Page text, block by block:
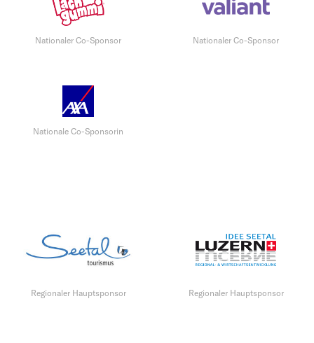
Nationaler Co-Sponsor Nationaler Co-Sponsor
Nationale Co-Sponsorin
Regionaler Hauptsponsor Regionaler Hauptsponsor